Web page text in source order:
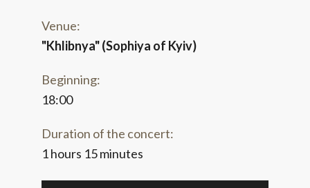
Venue:
"Khlibnya" (Sophiya of Kyiv)
Beginning:
18:00
Duration of the concert:
1 hours 15 minutes